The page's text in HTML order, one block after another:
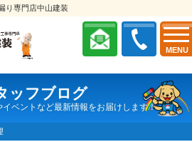
MENU
り専門店中山建装
ッフブログ
ベントなど最新情報をお届けします！